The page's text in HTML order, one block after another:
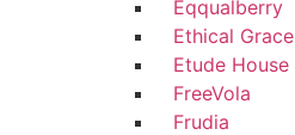
Eqqualberry
Ethical Grace
Etude House
FreeVola
Frudia